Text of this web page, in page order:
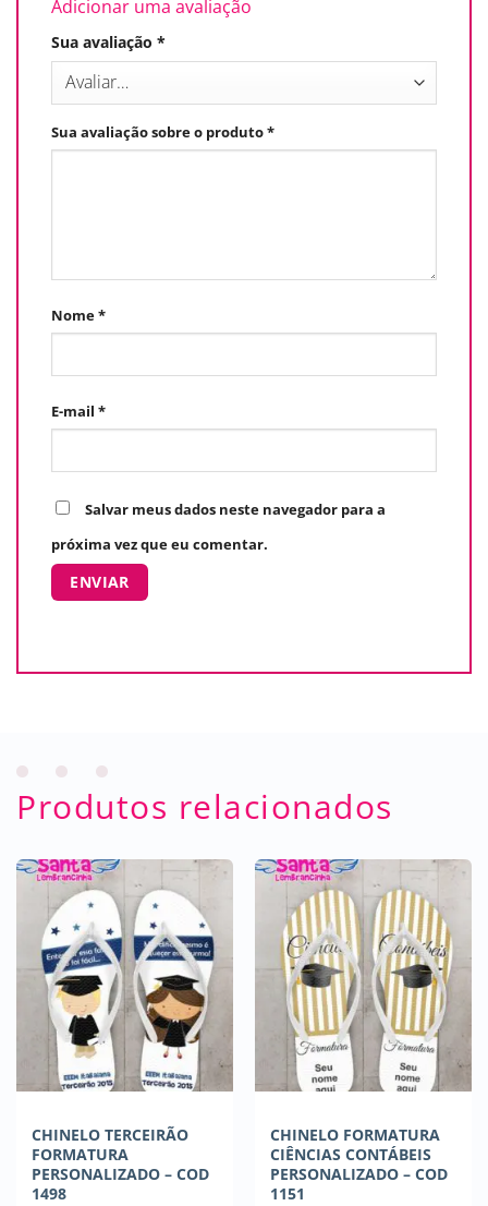
Adicionar uma avaliação
Sua avaliação *
Sua avaliação sobre o produto*
Nome*
E-mail *
Salvar meus dados neste navegador para a
próxima vez que eu comentar.
Produtos relacionados
CHINELO TERCEIRÃO
FORMATURA
PERSONALIZADO – COD
1498
CHINELO FORMATURA
CIÊNCIAS CONTÁBEIS
PERSONALIZADO – COD
1151